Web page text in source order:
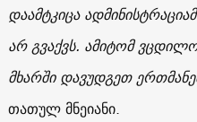
დაამტკიცა
არ გვაქვს. ამიტომ
მხარში დავუდგეთ
თათულ მნეიანი.